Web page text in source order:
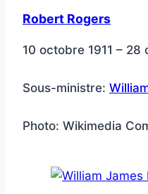
Robert Rogers
10 octobre 1911 – 28
Sous-ministre:
Photo: Wikimedia